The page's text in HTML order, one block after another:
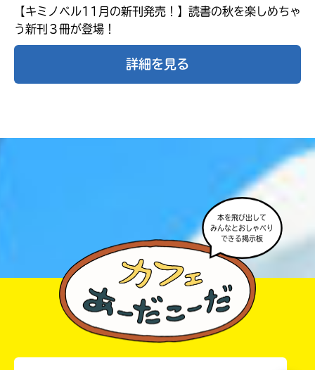
【キミノベル11月の新刊発売！】読書の秋を楽しめちゃ
う新刊３冊が登場！
詳細を見る
みんなとおしゃべり
できる掲示板